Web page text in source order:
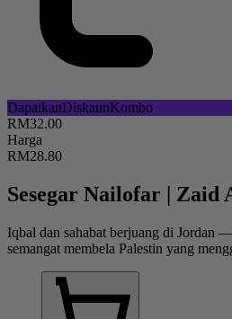
DapatkanDiskaunKombo
RM32.00
Harga
RM28.80
Sesegar Nailofar | Zaid
Iqbal dan sahabat berjuang di Jordan
semangat membela Palestin yang